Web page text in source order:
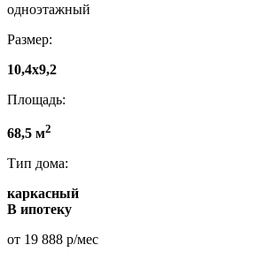
одноэтажный
Размер:
10,4х9,2
Площадь:
68,5 м2
Тип дома:
каркасный
В ипотеку
от 19 888 р/мес